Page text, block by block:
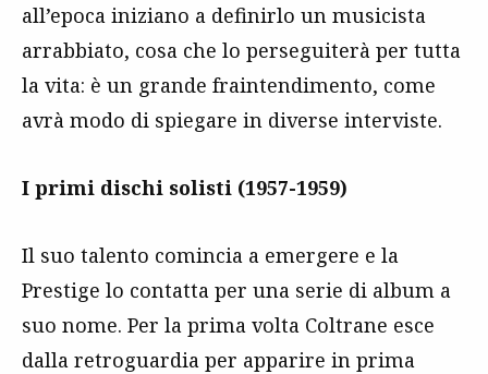
all’epoca iniziano a definirlo un musicista
arrabbiato, cosa che lo perseguiterà per tutta
la vita: è un grande fraintendimento, come
avrà modo di spiegare in diverse interviste.
I primi dischi solisti (1957-1959)
Il suo talento comincia a emergere e la
Prestige lo contatta per una serie di album a
suo nome. Per la prima volta Coltrane esce
dalla retroguardia per apparire in prima